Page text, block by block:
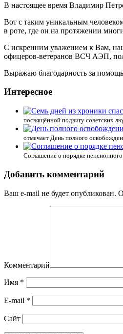
В настоящее время Владимир
Вот с таким уникальным
в роте, где он на протяжении
С искренним уважением к Вам,
офицеров-ветеранов ВСЧ АЭП,
Выражаю благодарность за
Интересное
посвящённой подвигу советских
отмечает День полного
Соглашение о порядке
Добавить комментарий
Ваш e-mail не будет опубликован.
Комментарий
Имя *
E-mail *
Сайт